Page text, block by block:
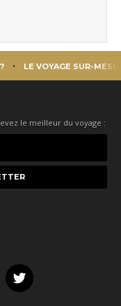
LE VOYAGE SUR-
le meilleur du voyage :
Twitter